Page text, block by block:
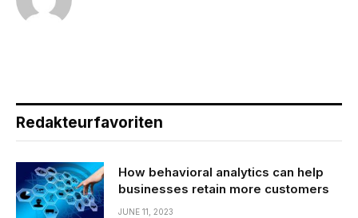
Redakteurfavoriten
How behavioral analytics can help
businesses retain more customers
JUNE 11, 2023